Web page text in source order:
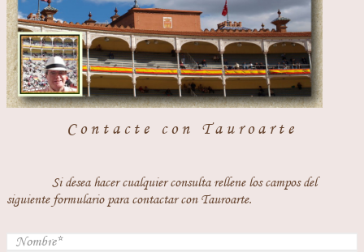
Contacte con Tauroarte
Si desea hacer cualquier consulta rellene los campos del
siguiente formulario para contactar con Tauroarte.